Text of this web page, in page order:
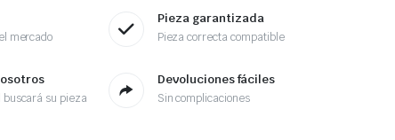
mercado
Pieza garantizada
Pieza correcta compatible
su pieza
Devoluciones fáciles
Sin complicaciones